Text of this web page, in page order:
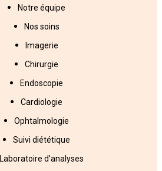
Notre équipe
Nos soins
Imagerie
Chirurgie
Endoscopie
Cardiologie
Ophtalmologie
Suivi diététique
Laboratoire d’analyses